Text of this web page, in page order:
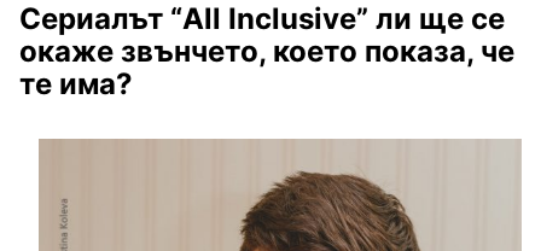
Сериалът “All Inclusive” ли ще се
окаже звънчето, което показа, че
те има?